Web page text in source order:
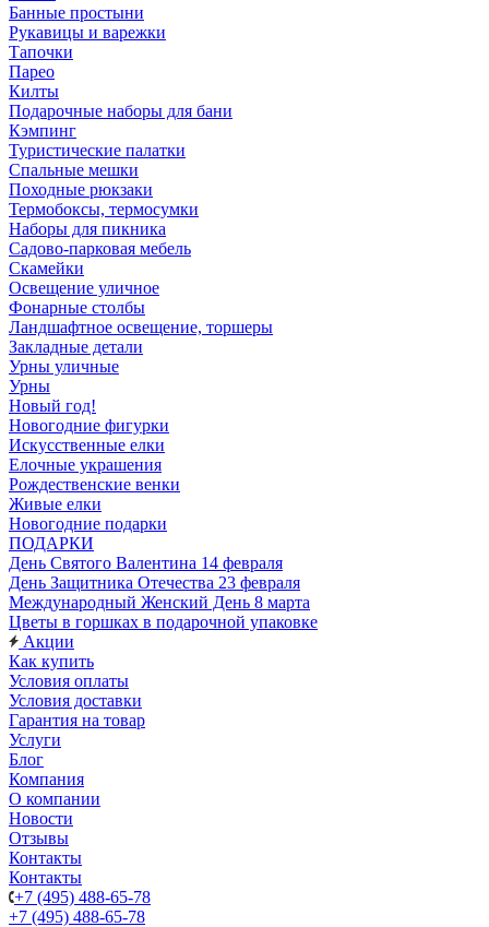
Банные простыни
Рукавицы и варежки
Тапочки
Парео
Килты
Подарочные наборы для бани
Кэмпинг
Туристические палатки
Спальные мешки
Походные рюкзаки
Термобоксы, термосумки
Наборы для пикника
Садово-парковая мебель
Скамейки
Освещение уличное
Фонарные столбы
Ландшафтное освещение, торшеры
Закладные детали
Урны уличные
Урны
Новый год!
Новогодние фигурки
Искусственные елки
Елочные украшения
Рождественские венки
Живые елки
Новогодние подарки
ПОДАРКИ
День Святого Валентина 14 февраля
День Защитника Отечества 23 февраля
Международный Женский День 8 марта
Цветы в горшках в подарочной упаковке
Акции
Как купить
Условия оплаты
Условия доставки
Гарантия на товар
Услуги
Блог
Компания
О компании
Новости
Отзывы
Контакты
Контакты
+7 (495) 488-65-78
+7 (495) 488-65-78